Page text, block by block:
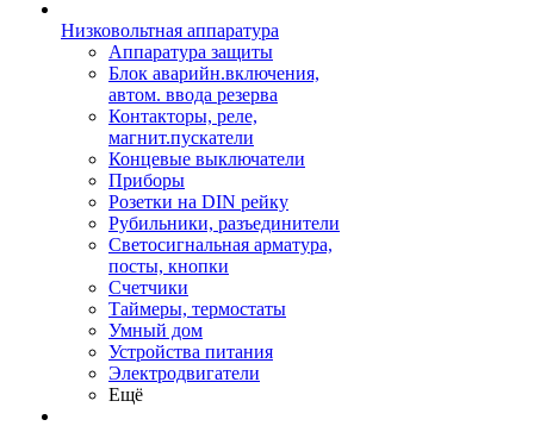
Низковольтная аппаратура
Аппаратура защиты
Блок аварийн.включения,
автом. ввода резерва
Контакторы, реле,
магнит.пускатели
Концевые выключатели
Приборы
Розетки на DIN рейку
Рубильники, разъединители
Светосигнальная арматура,
посты, кнопки
Счетчики
Таймеры, термостаты
Умный дом
Устройства питания
Электродвигатели
Ещё